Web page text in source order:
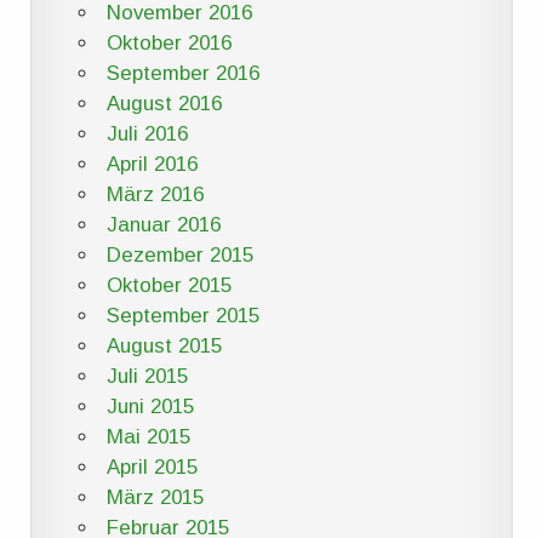
November 2016
Oktober 2016
September 2016
August 2016
Juli 2016
April 2016
März 2016
Januar 2016
Dezember 2015
Oktober 2015
September 2015
August 2015
Juli 2015
Juni 2015
Mai 2015
April 2015
März 2015
Februar 2015